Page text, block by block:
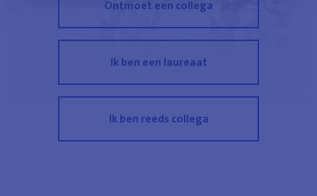
Ontmoet een collega
Ik ben een laureaat
Ik ben reeds collega